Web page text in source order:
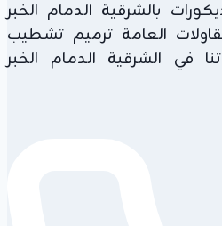
بالشرقية الدمام الخبر
العامة ترميم تشطيب
في الشرقية الدمام الخبر